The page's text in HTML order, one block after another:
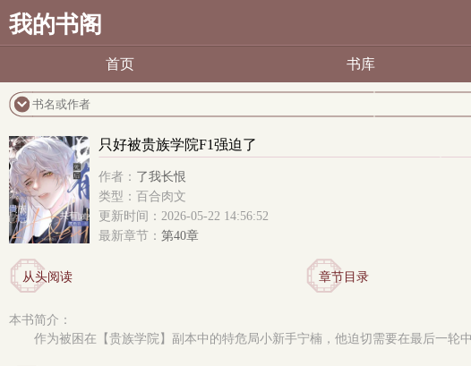
我的书阁
首页 书库
只好被贵族学院F1强迫了
作者： 了我长恨
类型：百合肉文
更新时间：2026-05-22 14:56:52
最新章节： 第40章
从头阅读 章节目录
本书简介：
作为被困在【贵族学院】副本中的特危局小新手宁楠，他迫切需要在最后一